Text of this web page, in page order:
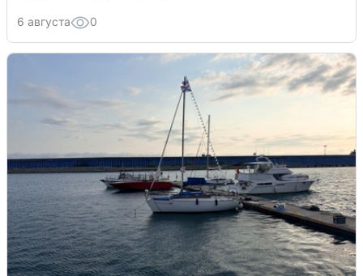
6 августа 0